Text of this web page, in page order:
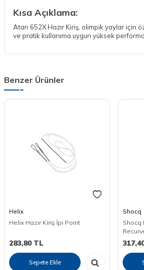
Kısa Açıklama:
Atan 652X Hazır Kiriş, olimpik yaylar için
ve pratik kullanıma uygun yüksek
Benzer Ürünler
Helix
Helix Hazır Kiriş İpi Point
283,80TL
Sepete Ekle
Shocq
Shocq